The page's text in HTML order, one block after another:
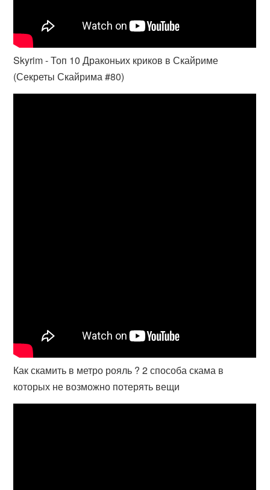
Skyrim - Топ 10 Драконьих криков в Скайриме
(Секреты Скайрима #80)
Как скамить в метро рояль ? 2 способа скама в
которых не возможно потерять вещи